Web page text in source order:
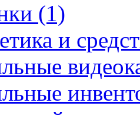
(1)
и